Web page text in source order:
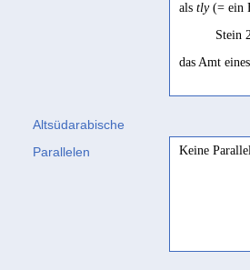
als tly(= ein
Stein
das Amt eines
Altsüdarabische
Parallelen
Keine